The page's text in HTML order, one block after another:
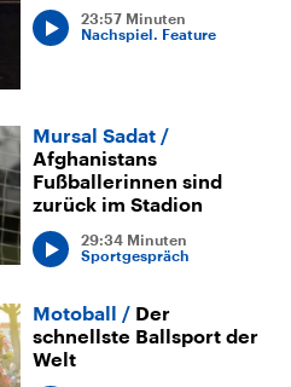
23:57 Minuten
Nachspiel. Feature
Mursal Sadat
Afghanistans
Fußballerinnen sind
zurück im Stadion
29:34 Minuten
Sportgespräch
Motoball
Der
schnellste Ballsport der
Welt